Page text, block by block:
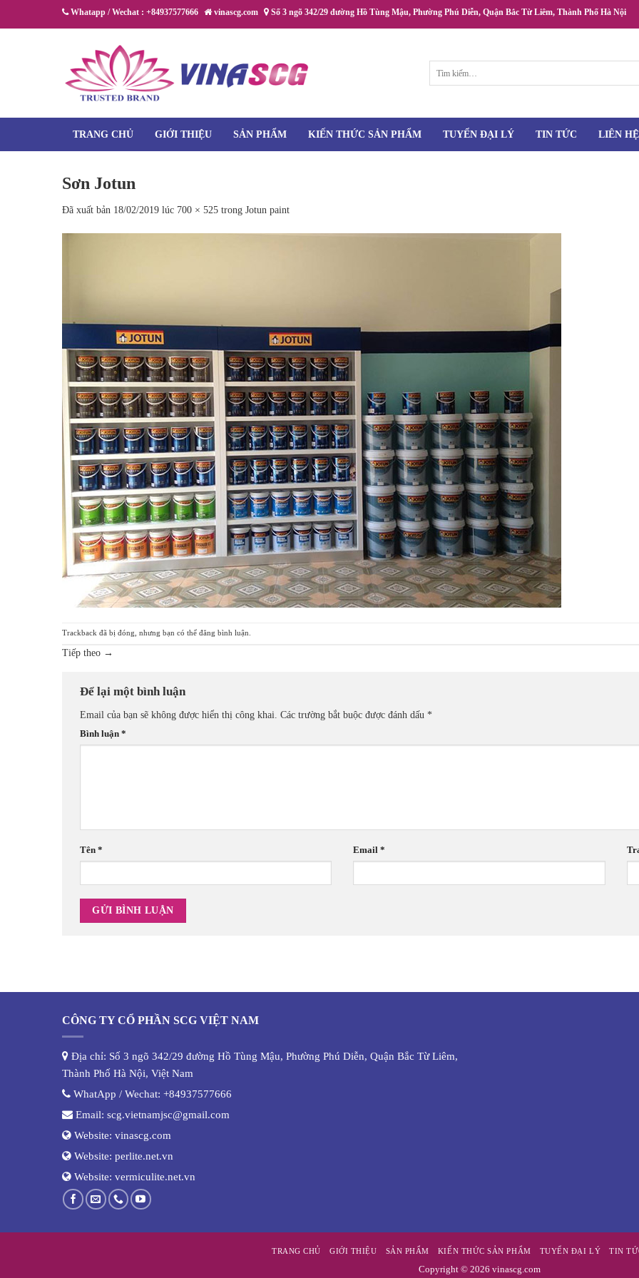
Whatapp / Wechat : +84937577666 vinascg.com Số 3 ngõ 342/29 đường Hồ Tùng Mậu, Phường Phú Diễn, Quận Bắc Từ Liêm, Thành Phố Hà Nội
kiếm:
TRANG CHỦ GIỚI THIỆU SẢN PHẨM KIẾN THỨC SẢN PHẨM TUYỂN ĐẠI LÝ TIN TỨC LIÊN HỆ
Sơn Jotun
Đã xuất bản 18/02/2019 lúc 700 × 525 trong Jotun paint
Trackback đã bị đóng, nhưng bạn có thể đăng bình luận.
Tiếp theo →
Để lại một bình luận
Email của bạn sẽ không được hiển thị công khai. Các trường bắt buộc được đánh dấu *
Bình luận *
Tên * Email*
CÔNG TY CỔ PHẦN SCG VIỆT NAM
Địa chỉ: Số 3 ngõ 342/29 đường Hồ Tùng Mậu, Phường Phú Diễn, Quận Bắc Từ Liêm,
Thành Phố Hà Nội, Việt Nam
WhatApp / Wechat: +84937577666
Email: scg.vietnamjsc@gmail.com
Website: vinascg.com
Website: perlite.net.vn
Website: vermiculite.net.vn
TRANG CHỦ GIỚI THIỆU SẢN PHẨM KIẾN THỨC SẢN PHẨM TUYỂN ĐẠI LÝ TIN
Copyright © 2026 vinascg.com